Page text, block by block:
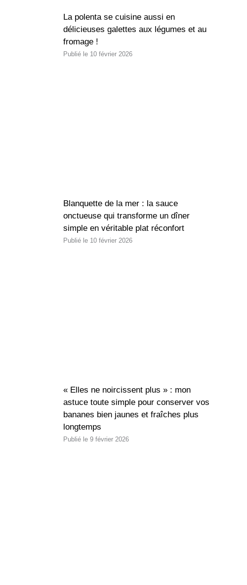
La polenta se cuisine aussi en
délicieuses galettes aux légumes et au
fromage !
10 février 2026
Blanquette de la mer : la sauce
onctueuse qui transforme un dîner
simple en véritable plat réconfort
10 février 2026
« Elles ne noircissent plus » : mon
astuce toute simple pour conserver vos
bananes bien jaunes et fraîches plus
longtemps
9 février 2026